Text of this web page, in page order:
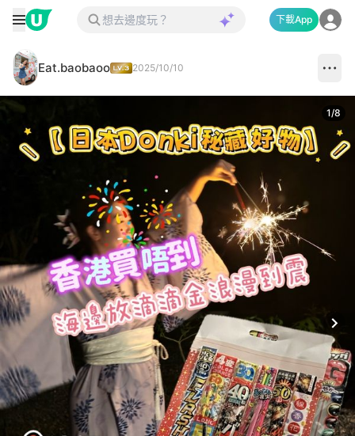
下載App
Eat.baobaoo 2025/10/10
1/8